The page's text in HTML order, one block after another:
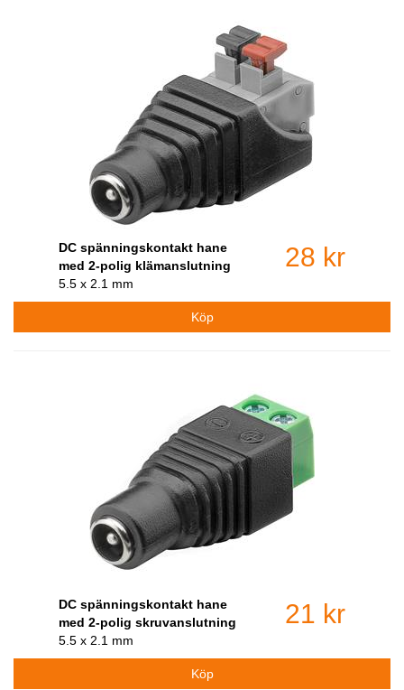
DC spänningskontakt hane
med 2-polig klämanslutning
5.5 x 2.1 mm
28 kr
DC spänningskontakt hane
med 2-polig skruvanslutning
5.5 x 2.1 mm
21 kr